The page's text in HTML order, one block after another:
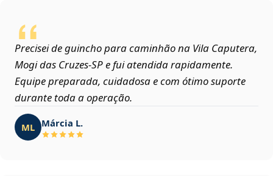
Precisei de guincho para caminhão na Vila Caputera,
Mogi das Cruzes‑SP e fui atendida rapidamente.
Equipe preparada, cuidadosa e com ótimo suporte
durante toda a operação.
ML Márcia L.